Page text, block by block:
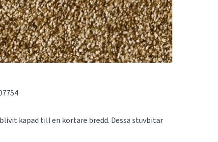
kapad till en kortare bredd. Dessa stuvbitar